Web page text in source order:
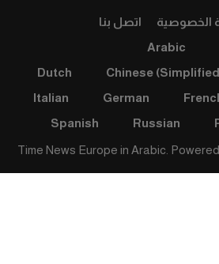
الخصوصية
اتصل بنا
Arabic
Chinese
Dutch
German
Italian
Russian
Spanish